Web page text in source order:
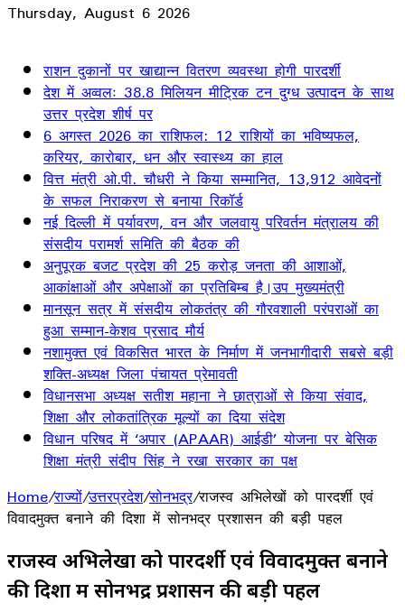
Thursday, August 6 2026
राशन दुकानों पर खाद्यान्न वितरण व्यवस्था होगी पारदर्शी
देश में अव्वलः 38.8 मिलियन मीट्रिक टन दुग्ध उत्पादन के साथ
उत्तर प्रदेश शीर्ष पर
6 अगस्त 2026 का राशिफल: 12 राशियों का भविष्यफल,
करियर, कारोबार, धन और स्वास्थ्य का हाल
वित्त मंत्री ओ.पी. चौधरी ने किया सम्मानित, 13,912 आवेदनों
के सफल निराकरण से बनाया रिकॉर्ड
नई दिल्ली में पर्यावरण, वन और जलवायु परिवर्तन मंत्रालय की
संसदीय परामर्श समिति की बैठक की
अनुपूरक बजट प्रदेश की 25 करोड़ जनता की आशाओं,
आकांक्षाओं और अपेक्षाओं का प्रतिबिम्ब है।उप मुख्यमंत्री
मानसून सत्र में संसदीय लोकतंत्र की गौरवशाली परंपराओं का
हुआ सम्मान-केशव प्रसाद मौर्य
नशामुक्त एवं विकसित भारत के निर्माण में जनभागीदारी सबसे बड़ी
शक्ति-अध्यक्ष जिला पंचायत प्रेमावती
विधानसभा अध्यक्ष सतीश महाना ने छात्राओं से किया संवाद,
शिक्षा और लोकतांत्रिक मूल्यों का दिया संदेश
विधान परिषद में ‘अपार (APAAR) आईडी’ योजना पर बेसिक
शिक्षा मंत्री संदीप सिंह ने रखा सरकार का पक्ष
Home/राज्यों/उत्तरप्रदेश/सोनभद्र/राजस्व अभिलेखों को पारदर्शी एवं
विवादमुक्त बनाने की दिशा में सोनभद्र प्रशासन की बड़ी पहल
राजस्व अभिलेखों को पारदर्शी एवं विवादमुक्त बनाने
की दिशा में सोनभद्र प्रशासन की बड़ी पहल